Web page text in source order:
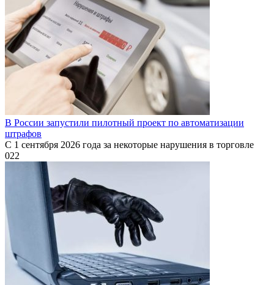
В России запустили пилотный проект по автоматизации
штрафов
С 1 сентября 2026 года за некоторые нарушения в торговле
022